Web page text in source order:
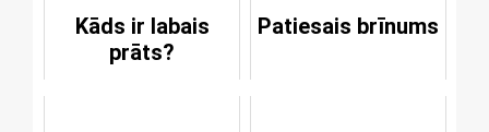
Kāds ir labais
prāts?
Patiesais brīnums